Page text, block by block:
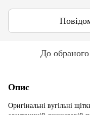
До обраного
Опис
Оригінальні вугільні